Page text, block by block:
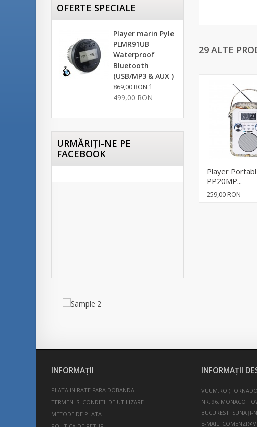
OFERTE SPECIALE
Player marin Pyle
PLMR91UB
Waterproof
Bluetooth
(USB/MP3 & AUX )
869,00 RON 1
499,00 RON
URMĂRIŢI-NE PE
FACEBOOK
29 ALTE
Player Portabl
PP20MP...
259,00 RON
INFORMAŢII
PLATA IN RATE FARA DOBANDA
TERMENI SI CONDITII DE UTILIZARE
METODE DE PLATA
INFORMAȚII
VUUM.RO
NR. 96, MONACO
BUCURESTI SUNAȚI-
E-MAIL: